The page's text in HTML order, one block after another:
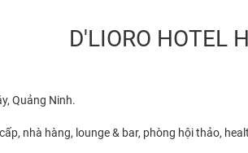
D'LIORO HOTEL
Quảng Ninh.
nhà hàng, lounge & bar, phòng hội thảo,